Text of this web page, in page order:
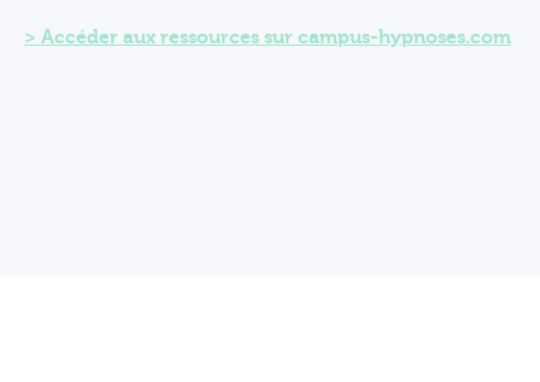
Accéder aux ressources sur campus-hypnoses.com